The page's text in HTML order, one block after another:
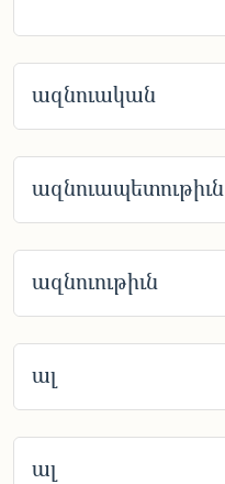
ազնուական
ազնուապետութիւն
ազնուութիւն
ալ
ալ